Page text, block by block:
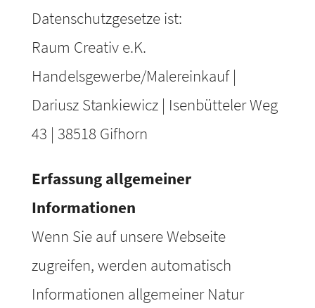
Datenschutzgesetze ist:
Raum Creativ e.K.
Handelsgewerbe/Malereinkauf |
Dariusz Stankiewicz | Isenbütteler Weg
43 | 38518 Gifhorn
Erfassung allgemeiner
Informationen
Wenn Sie auf unsere Webseite
zugreifen, werden automatisch
Informationen allgemeiner Natur